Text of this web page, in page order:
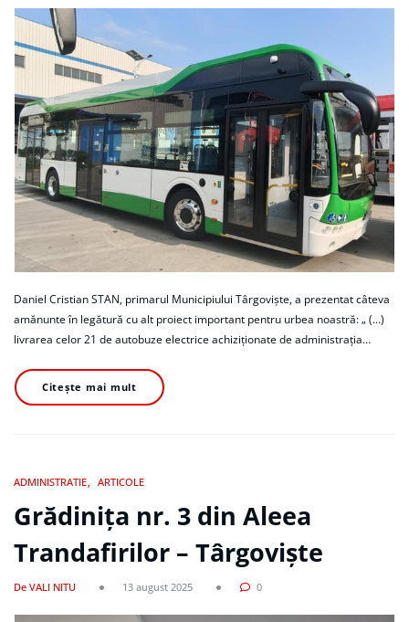
Daniel Cristian STAN, primarul Municipiului Târgoviște, a prezentat câteva
amănunte în legătură cu alt proiect important pentru urbea noastră: „ (...)
livrarea celor 21 de autobuze electrice achiziționate de administrația…
Citește mai mult
ADMINISTRATIE ARTICOLE
Grădinița nr. 3 din Aleea
Trandafirilor – Târgoviște
De VALI NITU 13 august 2025 0